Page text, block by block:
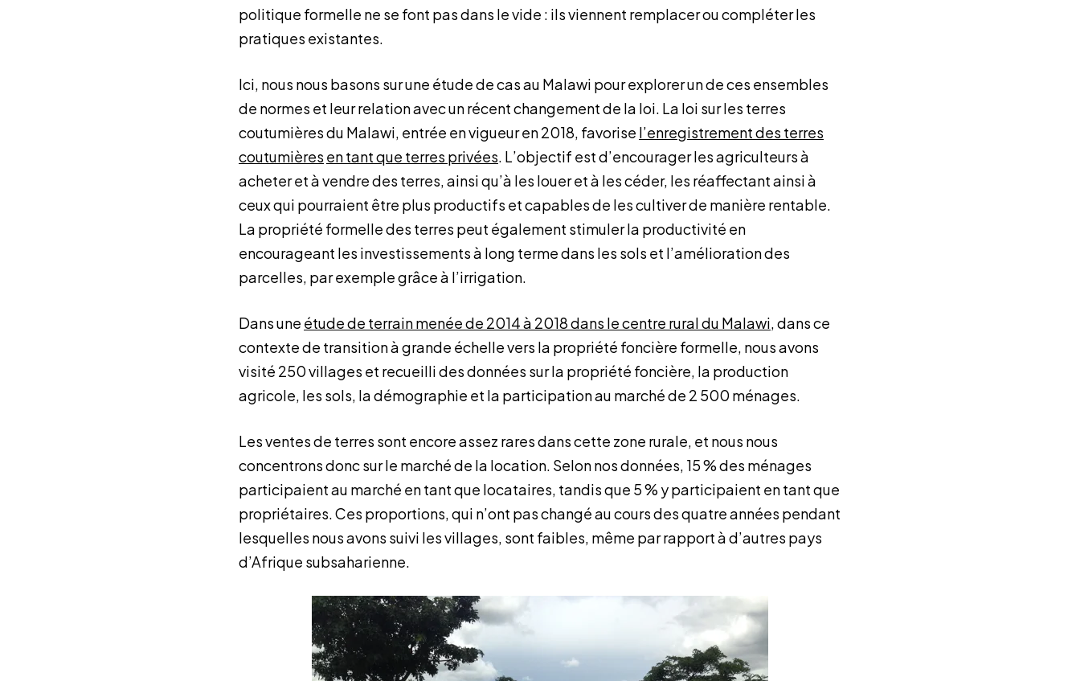
politique formelle ne se font pas dans le vide : ils viennent remplacer ou compléter les
pratiques existantes.
Ici, nous nous basons sur une étude de cas au Malawi pour explorer un de ces ensembles
de normes et leur relation avec un récent changement de la loi. La loi sur les terres
coutumières du Malawi, entrée en vigueur en 2018, favorise l’enregistrement des terres
coutumières en tant que terres privées. L’objectif est d’encourager les agriculteurs à
acheter et à vendre des terres, ainsi qu’à les louer et à les céder, les réaffectant ainsi à
ceux qui pourraient être plus productifs et capables de les cultiver de manière rentable.
La propriété formelle des terres peut également stimuler la productivité en
encourageant les investissements à long terme dans les sols et l’amélioration des
parcelles, par exemple grâce à l’irrigation.
Dans une étude de terrain menée de 2014 à 2018 dans le centre rural du Malawi,dans ce
contexte de transition à grande échelle vers la propriété foncière formelle, nous avons
visité 250 villages et recueilli des données sur la propriété foncière, la production
agricole, les sols, la démographie et la participation au marché de 2 500 ménages.
Les ventes de terres sont encore assez rares dans cette zone rurale, et nous nous
concentrons donc sur le marché de la location. Selon nos données, 15 % des ménages
participaient au marché en tant que locataires, tandis que 5 % y participaient en tant que
propriétaires. Ces proportions, qui n’ont pas changé au cours des quatre années pendant
lesquelles nous avons suivi les villages, sont faibles, même par rapport à d’autres pays
d’Afrique subsaharienne.